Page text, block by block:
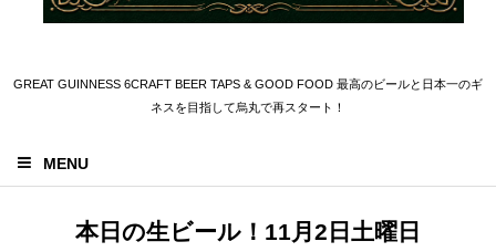
GREAT GUINNESS 6CRAFT BEER TAPS & GOOD FOOD 最高のビールと日本一のギ
ネスを目指して烏丸で再スタート！
MENU
本日の生ビール！11月2日土曜日